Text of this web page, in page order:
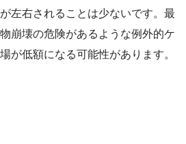
左右されることは少ないです。最
崩壊の危険があるような例外的ケ
が低額になる可能性があります。